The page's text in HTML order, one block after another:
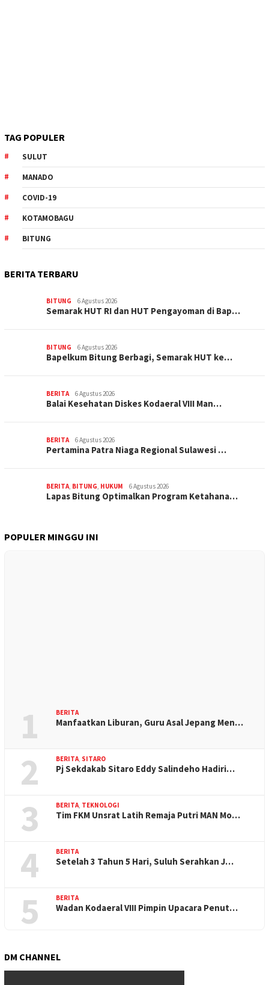
TAG POPULER
SULUT
MANADO
COVID-19
KOTAMOBAGU
BITUNG
BERITA TERBARU
BITUNG 6 Agustus 2026
Semarak HUT RI dan HUT Pengayoman di Bap…
BITUNG 6 Agustus 2026
‎Bapelkum Bitung Berbagi, Semarak HUT ke…
BERITA 6 Agustus 2026
Balai Kesehatan Diskes Kodaeral VIII Man…
BERITA 6 Agustus 2026
Pertamina Patra Niaga Regional Sulawesi …
BERITA, BITUNG, HUKUM 6 Agustus 2026
Lapas Bitung Optimalkan Program Ketahana…
POPULER MINGGU INI
1 BERITA
Manfaatkan Liburan, Guru Asal Jepang Men…
2 BERITA, SITARO
Pj Sekdakab Sitaro Eddy Salindeho Hadiri…
3 BERITA, TEKNOLOGI
Tim FKM Unsrat Latih Remaja Putri MAN Mo…
4 BERITA
Setelah 3 Tahun 5 Hari, Suluh Serahkan J…
5 BERITA
Wadan Kodaeral VIII Pimpin Upacara Penut…
DM CHANNEL